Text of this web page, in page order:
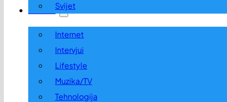
Svijet
ZABAVA
Internet
Intervjui
Lifestyle
Muzika/TV
Tehnologija